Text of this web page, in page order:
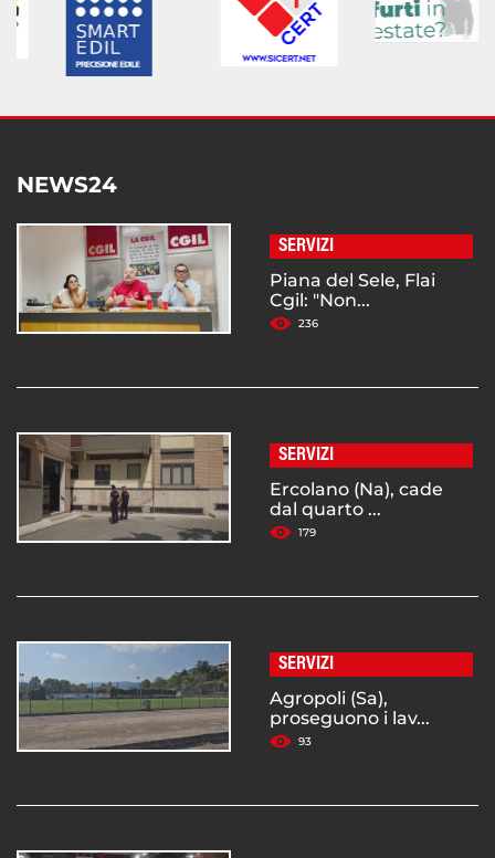
NEWS24
SERVIZI
Piana del Sele, Flai
Cgil: "Non...
236
SERVIZI
Ercolano (Na), cade
dal quarto ...
179
SERVIZI
Agropoli (Sa),
proseguono i lav...
93